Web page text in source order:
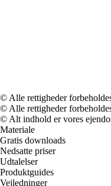
© Alle rettigheder
© Alle rettigheder
© Alt indhold er vores
Materiale
Gratis downloads
Nedsatte priser
Udtalelser
Produktguides
Vejledninger